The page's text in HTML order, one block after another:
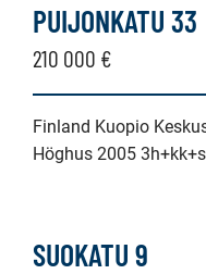
PUIJONKATU 33
210 000 €
Finland Kuopio
Höghus 2005 3h+kk+s
SUOKATU 9